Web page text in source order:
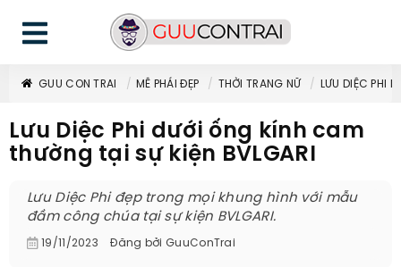
GUU CON TRAI MÊ PHÁI ĐẸP THỜI TRANG NỮ LƯU DIỆC PHI
Lưu Diệc Phi dưới ống kính cam
thường tại sự kiện BVLGARI
Lưu Diệc Phi đẹp trong mọi khung hình với mẫu
đầm công chúa tại sự kiện BVLGARI.
19/11/2023 Đăng bởi GuuConTrai